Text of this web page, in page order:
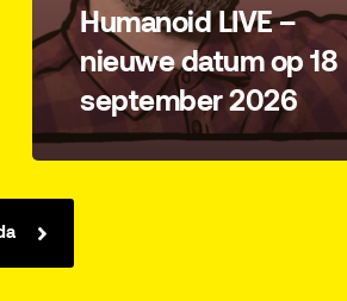
Humanoid LIVE –
nieuwe datum op 18
september 2026